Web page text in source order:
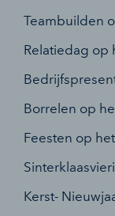
Teambuilden
Relatiedag op
Borrelen op
Feesten op
Kerst-